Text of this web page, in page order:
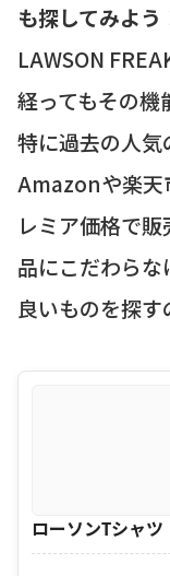
も探してみよう
LAWSON
経ってもその機
特に過去の人気
Amazonや楽天
レミア価格で
品にこだわら
良いものを探す
ローソンTシャツ